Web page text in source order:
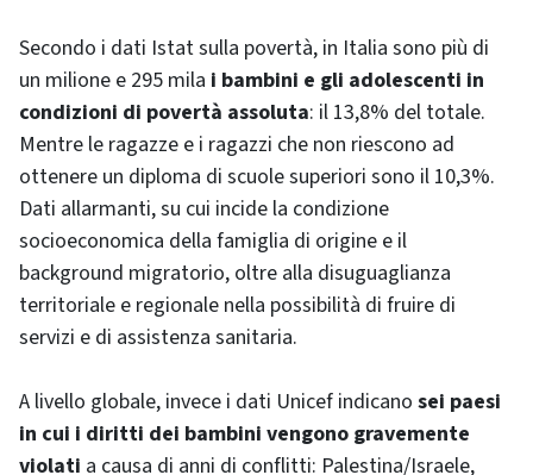
Secondo i dati Istat sulla povertà, in Italia sono più di
un milione e 295 mila i bambini e gli adolescenti in
condizioni di povertà assoluta: il 13,8% del totale.
Mentre le ragazze e i ragazzi che non riescono ad
ottenere un diploma di scuole superiori sono il 10,3%.
Dati allarmanti, su cui incide la condizione
socioeconomica della famiglia di origine e il
background migratorio, oltre alla disuguaglianza
territoriale e regionale nella possibilità di fruire di
servizi e di assistenza sanitaria.
A livello globale, invece i dati Unicef indicano sei paesi
in cui i diritti dei bambini vengono gravemente
violati a causa di anni di conflitti: Palestina/Israele,